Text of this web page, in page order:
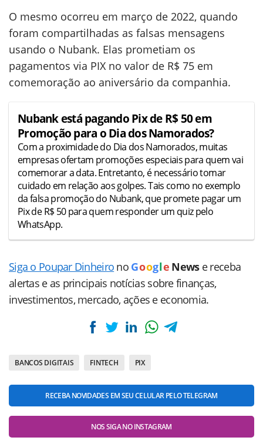
O mesmo ocorreu em março de 2022, quando
foram compartilhadas as falsas mensagens
usando o Nubank. Elas prometiam os
pagamentos via PIX no valor de R$ 75 em
comemoração ao aniversário da companhia.
Nubank está pagando Pix de R$ 50 em
Promoção para o Dia dos Namorados?
Com a proximidade do Dia dos Namorados, muitas
empresas ofertam promoções especiais para quem vai
comemorar a data. Entretanto, é necessário tomar
cuidado em relação aos golpes. Tais como no exemplo
da falsa promoção do Nubank, que promete pagar um
Pix de R$ 50 para quem responder um quiz pelo
WhatsApp.
Siga o Poupar Dinheiro no Goog le News e receba
alertas e as principais notícias sobre finanças,
investimentos, mercado, ações e economia.
BANCOS DIGITAIS FINTECH PIX
RECEBA NOVIDADES EM SEU CELULAR PELO TELEGRAM
NOS SIGA NO INSTAGRAM